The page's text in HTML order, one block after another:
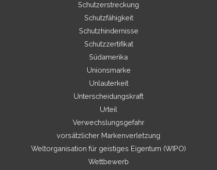
Schutzerstreckung
Schutzfähigkeit
Schutzhindernisse
Schutzzertifikat
Südamerika
Unionsmarke
Unlauterkeit
Unterscheidungskraft
Urteil
Verwechslungsgefahr
vorsätzlicher Markenverletzung
Weltorganisation für geistiges Eigentum (WIPO)
Wettbewerb